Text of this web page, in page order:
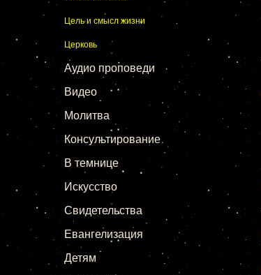
Цель и смысл жизни
Церковь
Аудио проповеди
Видео
Молитва
Консультирование
В темнице
Искусство
Свидетельства
Евангелизация
Детям